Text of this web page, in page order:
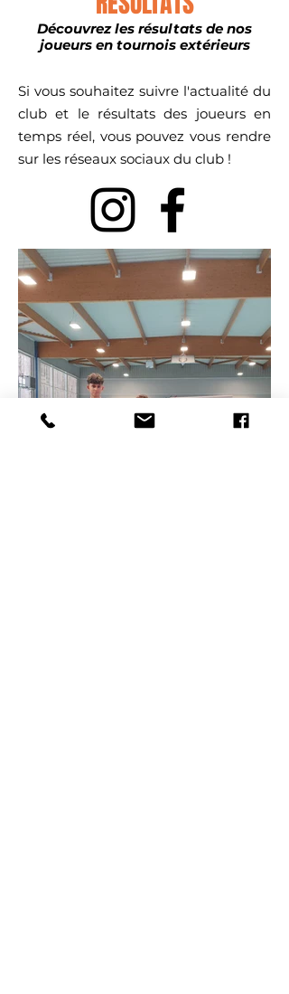
Découvrez les résultats de nos
joueurs en tournois extérieurs
Si vous souhaitez suivre l'actualité du
club et le résultats des joueurs en
temps réel, vous pouvez vous rendre
sur les réseaux sociaux du club !